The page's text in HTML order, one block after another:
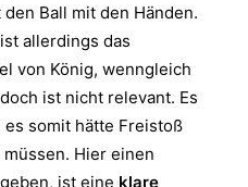
Ball mit den Händen.
allerdings das
von König, wenngleich
ist nicht relevant. Es
somit hätte Freistoß
Hier einen
ist eine klare